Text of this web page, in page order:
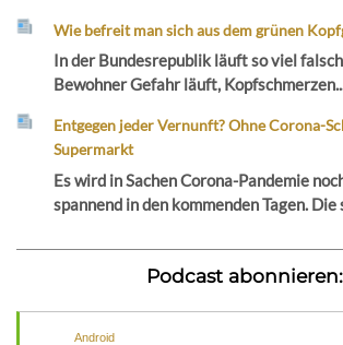
Wie befreit man sich aus dem grünen
In der Bundesrepublik läuft so viel
Bewohner Gefahr läuft,
Entgegen jeder Vernunft? Ohne Corona-
Supermarkt
Es wird in Sachen Corona-Pandemie
spannend in den kommenden Tagen. Die
Podcast abonnieren:
Android